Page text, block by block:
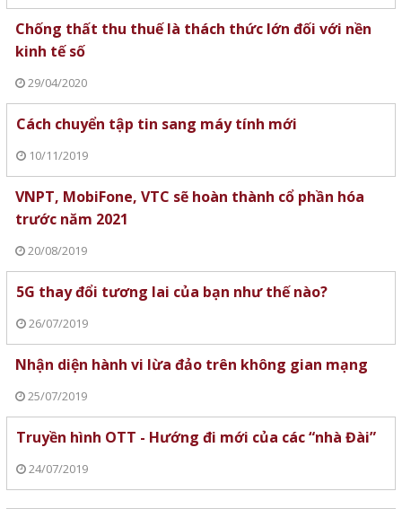
Chống thất thu thuế là thách thức lớn đối với nền
kinh tế số
29/04/2020
Cách chuyển tập tin sang máy tính mới
10/11/2019
VNPT, MobiFone, VTC sẽ hoàn thành cổ phần hóa
trước năm 2021
20/08/2019
5G thay đổi tương lai của bạn như thế nào?
26/07/2019
Nhận diện hành vi lừa đảo trên không gian mạng
25/07/2019
Truyền hình OTT - Hướng đi mới của các “nhà Đài”
24/07/2019